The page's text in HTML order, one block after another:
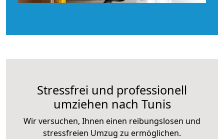
Stressfrei und professionell
umziehen nach Tunis
Wir versuchen, Ihnen einen reibungslosen und
stressfreien Umzug zu ermöglichen.